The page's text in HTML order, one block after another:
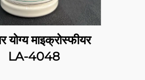
योग्य माइक्रोस्फीयर
LA-4048